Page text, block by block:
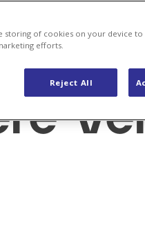
storing of cookies on your device to
efforts.
Reject All